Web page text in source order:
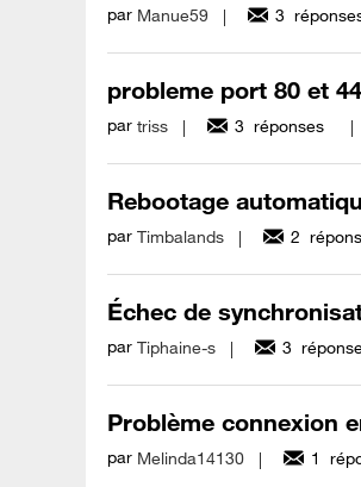
par Manue59 3
probleme port 80 et
par triss 3 réponses
Rebootage
par Timbalands 2
Échec de
par Tiphaine-s 3
Problème connexion
par Melinda14130 1